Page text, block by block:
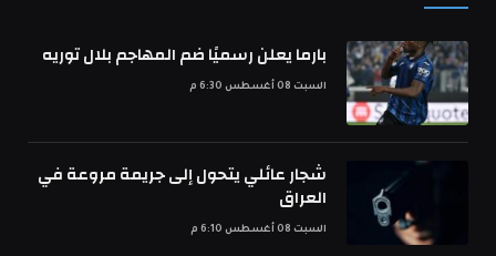
بارما يعلن رسميًا ضم المهاجم بلال توريه
السبت 08 أغسطس 6:30 م
شجار عائلي يتحول إلى جريمة مروعة في
العراق
السبت 08 أغسطس 6:10 م